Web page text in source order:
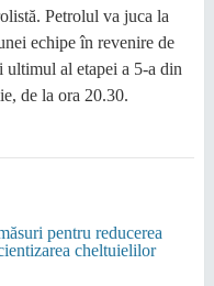
Petrolul va juca la
echipe în revenire de
al etapei a 5-a din
de la ora 20.30.
pentru reducerea
cheltuielilor